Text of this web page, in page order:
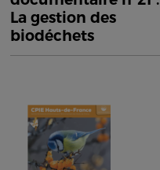
La gestion des
biodéchets